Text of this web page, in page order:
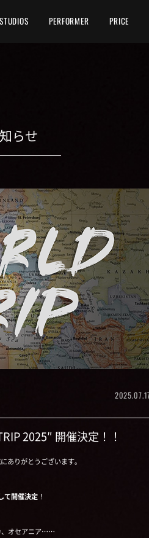
STUDIOS PERFORMER PRICE
らせ
2025″ 開催決定！！
ありがとうございます。
て開催決定！
、オセアニア……